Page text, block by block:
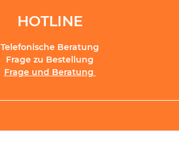
HOTLINE
Telefonische Beratung
Frage zu Bestellung
Frage und Beratung